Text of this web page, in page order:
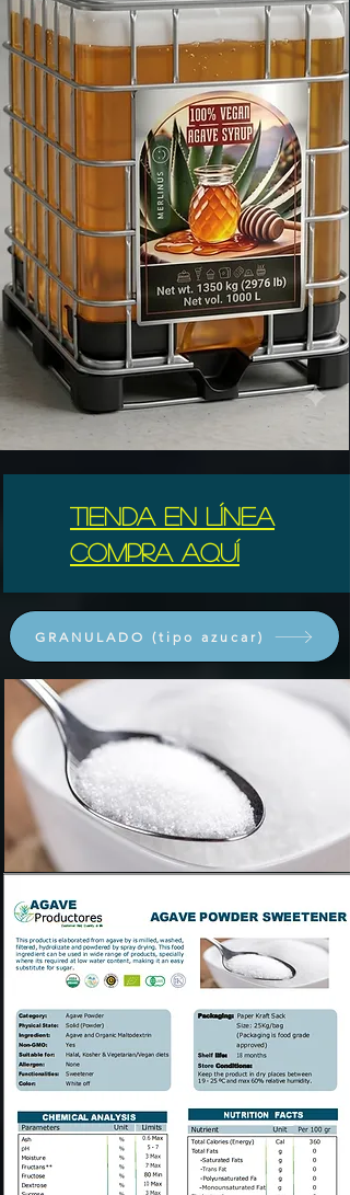
Tienda en línea
compra aquí
GRANULADO (tipo azucar)